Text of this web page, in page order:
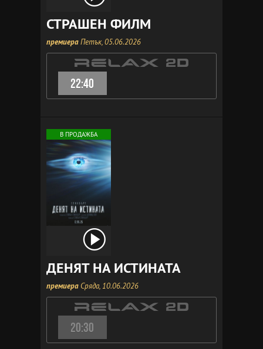
СТРАШЕН ФИЛМ
премиераПетък, 05.06.2026
22:40
В ПРОДАЖБА
ДЕНЯТ НА ИСТИНАТА
премиера Сряда, 10.06.2026
20:30